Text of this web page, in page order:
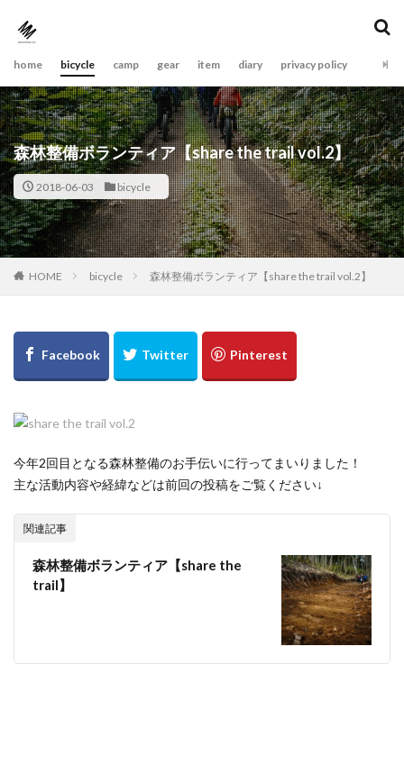
home bicycle camp gear item diary privacy policy
森林整備ボランティア【share the trail vol.2】
2018-06-03 bicycle
HOME bicycle 森林整備ボランティア【share the trail vol.2】
今年2回目となる森林整備のお手伝いに行ってまいりました！
主な活動内容や経緯などは前回の投稿をご覧ください↓
関連記事
森林整備ボランティア【share the
trail】